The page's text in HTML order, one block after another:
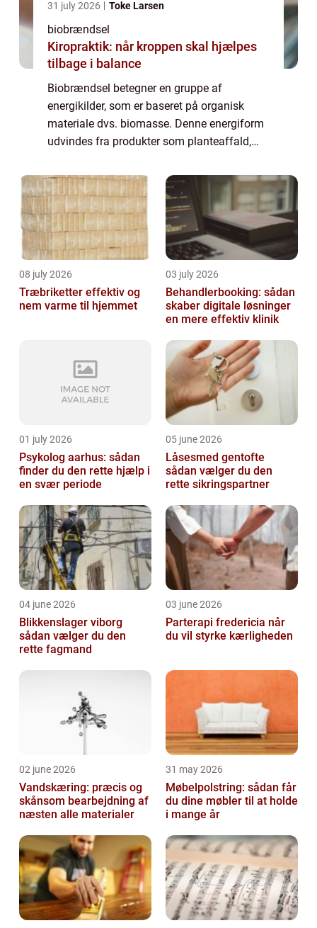
31 july 2026 Toke Larsen
biobrændsel
Kiropraktik: når kroppen skal hjælpes
tilbage i balance
Biobrændsel betegner en gruppe af
energikilder, som er baseret på organisk
materiale dvs. biomasse. Denne energiform
udvindes fra produkter som planteaffald,
industrielle og landbrugsaffald...
08 july 2026
Træbriketter effektiv og
nem varme til hjemmet
03 july 2026
Behandlerbooking: sådan
skaber digitale løsninger
en mere effektiv klinik
01 july 2026
Psykolog aarhus: sådan
finder du den rette hjælp i
en svær periode
05 june 2026
Låsesmed gentofte
sådan vælger du den
rette sikringspartner
04 june 2026
Blikkenslager viborg
sådan vælger du den
rette fagmand
03 june 2026
Parterapi fredericia når
du vil styrke kærligheden
02 june 2026
Vandskæring: præcis og
skånsom bearbejdning af
næsten alle materialer
31 may 2026
Møbelpolstring: sådan får
du dine møbler til at holde
i mange år